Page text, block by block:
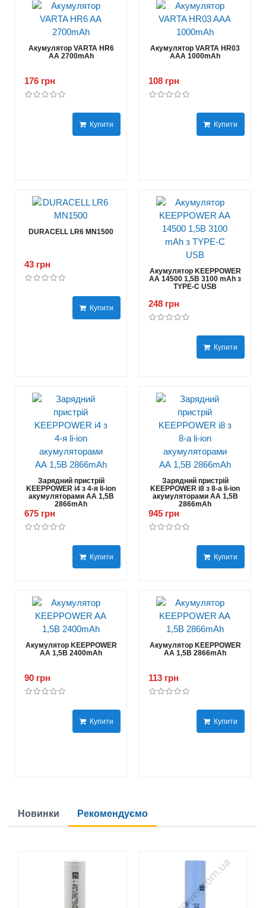
Акумулятор VARTA HR6
AA 2700mAh
176 грн
Купити
Акумулятор VARTA HR03
AAA 1000mAh
108 грн
Купити
DURACELL LR6 MN1500
43 грн
Купити
Акумулятор KEEPPOWER
AA 14500 1,5В 3100 mAh з
TYPE-C USB
248 грн
Купити
Зарядний пристрій
KEEPPOWER i4 з 4-я li-ion
акумуляторами АА 1,5В
2866mAh
675 грн
Купити
Зарядний пристрій
KEEPPOWER i8 з 8-а li-ion
акумуляторами АА 1,5В
2866mAh
945 грн
Купити
Акумулятор KEEPPOWER
AA 1,5В 2400mAh
90 грн
Купити
Акумулятор KEEPPOWER
AA 1,5В 2866mAh
113 грн
Купити
Новинки Рекомендуємо